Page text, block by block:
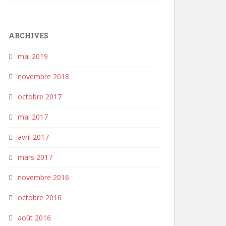
ARCHIVES
mai 2019
novembre 2018
octobre 2017
mai 2017
avril 2017
mars 2017
novembre 2016
octobre 2016
août 2016